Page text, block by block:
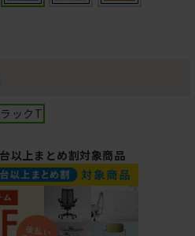
ックT
以上まとめ割対象商品